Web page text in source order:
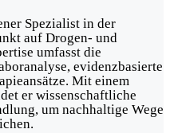
Spezialist in der
auf Drogen- und
umfasst die
evidenzbasierte
Mit einem
er wissenschaftliche
um nachhaltige Wege